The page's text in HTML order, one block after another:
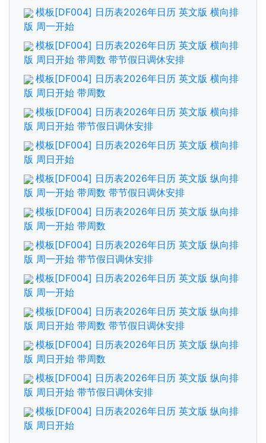
模板[DF004] 日历表2026年日历 英文版 横向排
版 周一开始
模板[DF004] 日历表2026年日历 英文版 横向排
版 周日开始 带周数 带节假日调休安排
模板[DF004] 日历表2026年日历 英文版 横向排
版 周日开始 带周数
模板[DF004] 日历表2026年日历 英文版 横向排
版 周日开始 带节假日调休安排
模板[DF004] 日历表2026年日历 英文版 横向排
版 周日开始
模板[DF004] 日历表2026年日历 英文版 纵向排
版 周一开始 带周数 带节假日调休安排
模板[DF004] 日历表2026年日历 英文版 纵向排
版 周一开始 带周数
模板[DF004] 日历表2026年日历 英文版 纵向排
版 周一开始 带节假日调休安排
模板[DF004] 日历表2026年日历 英文版 纵向排
版 周一开始
模板[DF004] 日历表2026年日历 英文版 纵向排
版 周日开始 带周数 带节假日调休安排
模板[DF004] 日历表2026年日历 英文版 纵向排
版 周日开始 带周数
模板[DF004] 日历表2026年日历 英文版 纵向排
版 周日开始 带节假日调休安排
模板[DF004] 日历表2026年日历 英文版 纵向排
版 周日开始